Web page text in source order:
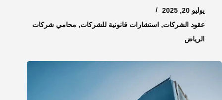
يوليو 20, 2025
عقود الشركات, استشارات قانونية للشركات, محامي شركات
الرياض